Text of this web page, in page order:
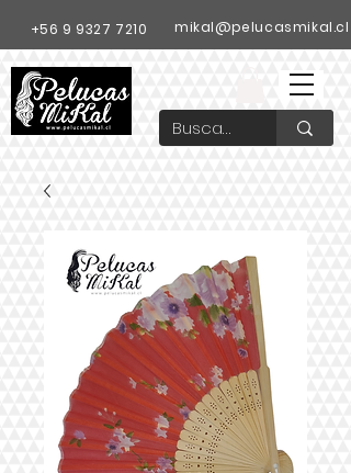
+56 9 9327 7210 mikal@pelucasmikal.cl